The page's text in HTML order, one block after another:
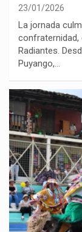
23/01/2026
La jornada
confraternidad,
Radiantes.
Puyango,…